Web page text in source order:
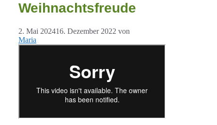
Weihnachtsfreude
2. Mai 202416. Dezember 2022 von
Maria